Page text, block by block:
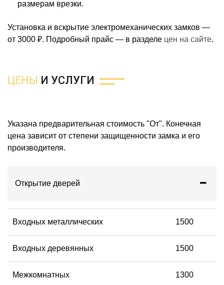
размерам врезки.
Установка и вскрытие электромеханических замков —
от 3000 ₽. Подробный прайс — в разделе цен на сайте.
ЦЕНЫ И УСЛУГИ
Указана предварительная стоимость "От". Конечная
цена зависит от степени защищенности замка и его
производителя.
Открытие дверей
Входных металлических 1500
Входных деревянных 1500
Межкомнатных 1300